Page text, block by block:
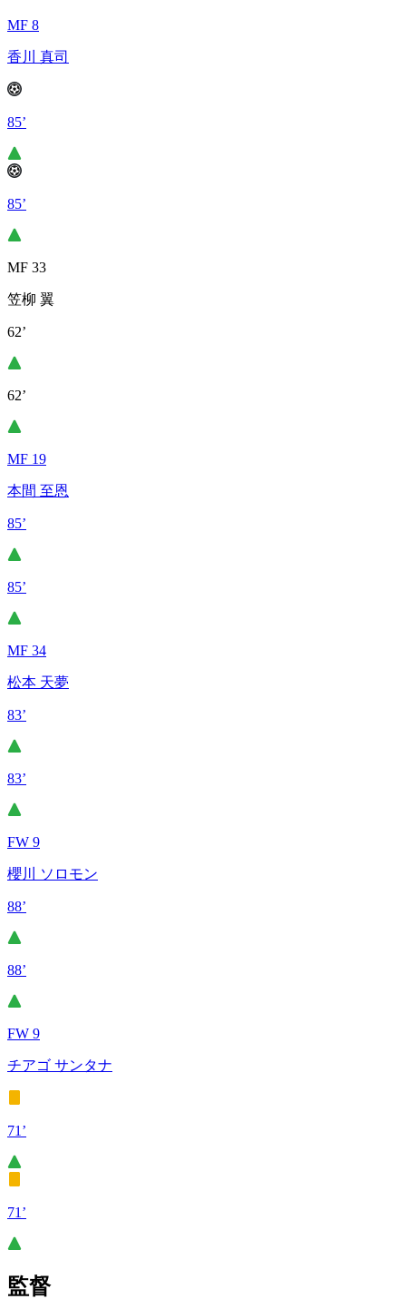
MF 8
香川 真司
85’
85’
MF 33
笠柳 翼
62’
62’
MF 19
本間 至恩
85’
85’
MF 34
松本 天夢
83’
83’
FW 9
櫻川 ソロモン
88’
88’
FW 9
チアゴ サンタナ
71’
71’
監督